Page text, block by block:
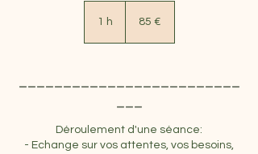
1 h 85 €
Déroulement d'une séance:
- Echange sur vos attentes, vos besoins,